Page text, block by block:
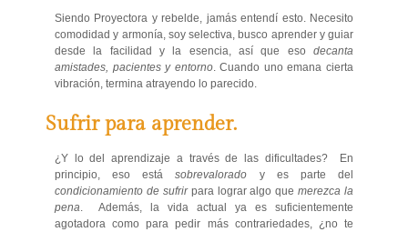
Siendo Proyectora y rebelde, jamás entendí esto. Necesito
comodidad y armonía, soy selectiva, busco aprender y guiar
desde la facilidad y la esencia, así que eso decanta
amistades, pacientes y entorno. Cuando uno emana cierta
vibración, termina atrayendo lo parecido.
Sufrir para aprender.
¿Y lo del aprendizaje a través de las dificultades? En
principio, eso estásobrevalorado y es parte del
condicionamiento de sufrirpara lograr algo quemerezca la
pena. Además, la vida actual ya es suficientemente
agotadora como para pedir más contrariedades, ¿no te